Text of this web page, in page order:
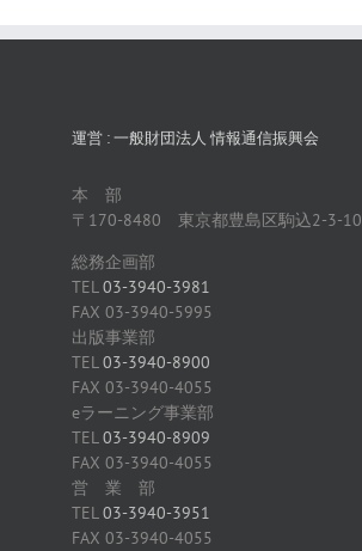
運営 : 一般財団法人 情報通信振興会
本 部
〒170-8480 東京都豊島区駒込2-3-10
総務企画部
TEL03-3940-3981
FAX 03-3940-5995
出版事業部
TEL03-3940-8900
FAX 03-3940-4055
eラーニング事業部
TEL03-3940-8909
FAX 03-3940-4055
営 業 部
TEL03-3940-3951
FAX 03-3940-4055